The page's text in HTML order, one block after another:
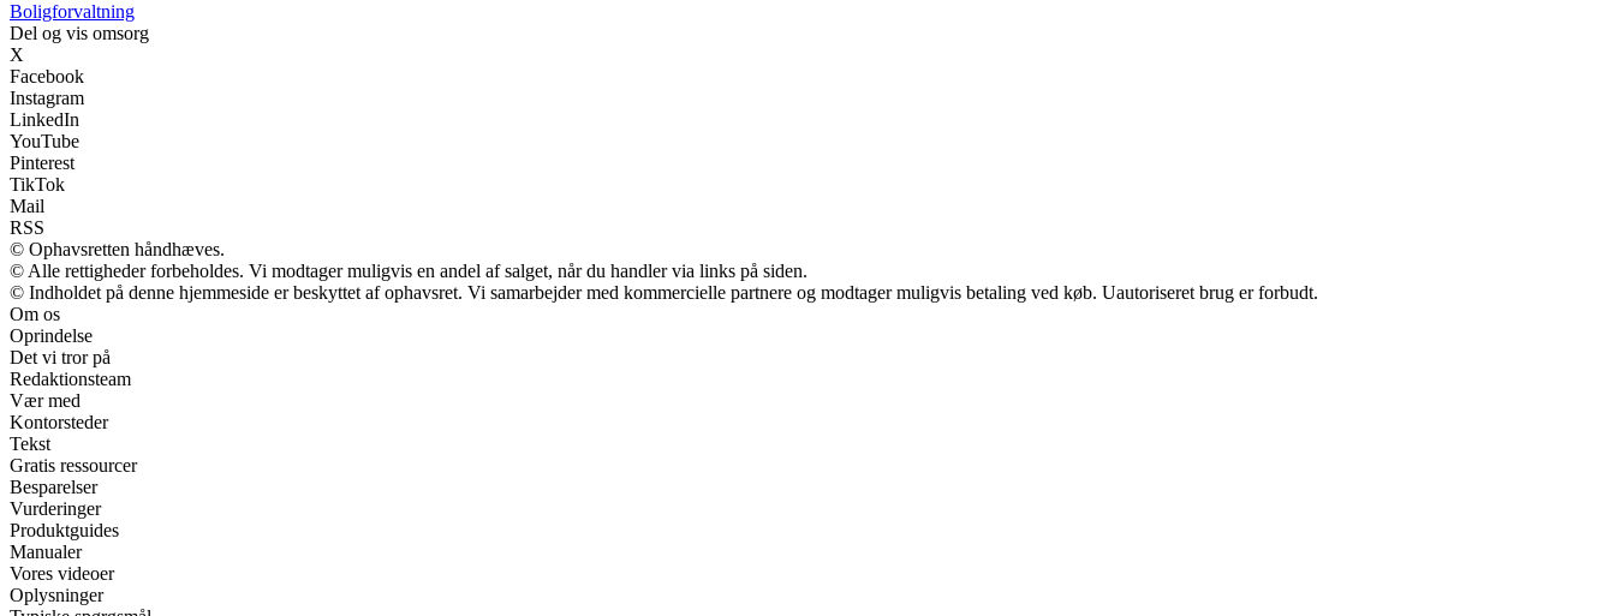
Boligforvaltning
Del og vis omsorg
X
Facebook
Instagram
LinkedIn
YouTube
Pinterest
TikTok
Mail
RSS
© Ophavsretten håndhæves.
© Alle rettigheder forbeholdes. Vi modtager muligvis en andel af salget, når du handler via links på siden.
© Indholdet på denne hjemmeside er beskyttet af ophavsret. Vi samarbejder med kommercielle partnere og modtager muligvis betaling ved køb. Uautoriseret brug er forbudt.
Om os
Oprindelse
Det vi tror på
Redaktionsteam
Vær med
Kontorsteder
Tekst
Gratis ressourcer
Besparelser
Vurderinger
Produktguides
Manualer
Vores videoer
Oplysninger